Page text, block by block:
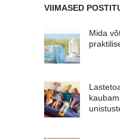
VIIMASED
Mida